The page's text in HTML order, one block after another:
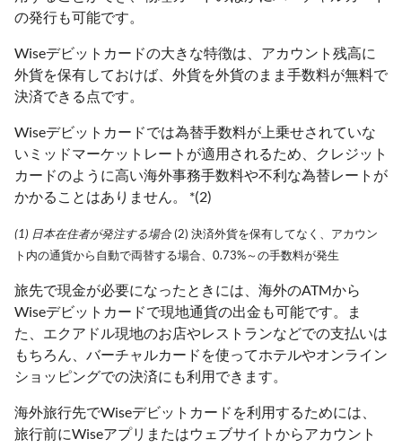
の発行も可能です。
Wiseデビットカードの大きな特徴は、アカウント残高に
外貨を保有しておけば、外貨を外貨のまま手数料が無料で
決済できる点です。
Wiseデビットカードでは為替手数料が上乗せされていな
いミッドマーケットレートが適用されるため、クレジット
カードのように高い海外事務手数料や不利な為替レートが
かかることはありません。 *(2)
(1) 日本在住者が発注する場合(2) 決済外貨を保有してなく、アカウン
ト内の通貨から自動で両替する場合、0.73%～の手数料が発生
旅先で現金が必要になったときには、海外のATMから
Wiseデビットカードで現地通貨の出金も可能です。ま
た、エクアドル現地のお店やレストランなどでの支払いは
もちろん、バーチャルカードを使ってホテルやオンライン
ショッピングでの決済にも利用できます。
海外旅行先でWiseデビットカードを利用するためには、
旅行前にWiseアプリまたはウェブサイトからアカウント